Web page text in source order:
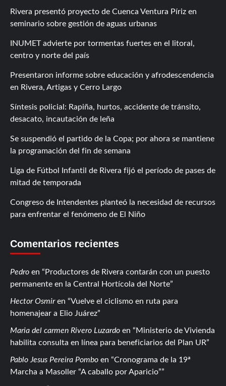
Rivera presentó proyecto de Cuenca Ventura Píriz en
seminario sobre gestión de aguas urbanas
INUMET advierte por tormentas fuertes en el litoral,
centro y norte del país
Presentaron informe sobre educación y afrodescendencia
en Rivera, Artigas y Cerro Largo
Síntesis policial: Rapiña, hurtos, accidente de tránsito,
desacato, incautación de leña
Se suspendió el partido de la Copa; por ahora se mantiene
la programación del fin de semana
Liga de Fútbol Infantil de Rivera fijó el período de pases de
mitad de temporada
Congreso de Intendentes planteó la necesidad de recursos
para enfrentar el fenómeno de El Niño
Comentarios recientes
Pedro en
Productores de Rivera contarán con un puesto
permanente en la Central Hortícola del Norte
Hector Osmiren
Vuelve el ciclismo en ruta para
homenajear a Elio Juárez
Maria del carmen Rivero Luzardo en
Ministerio de Vivienda
habilita consulta en línea para beneficiarios del Plan UR
Pablo Jesus Pereira Pombo en
Cronograma de la 19ª
Marcha a Masoller “A caballo por Aparicio”